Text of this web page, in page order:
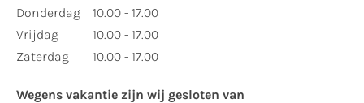
Donderdag
Vrijdag
Zaterdag
10.00 - 17.00
10.00 - 17.00
10.00 - 17.00
Wegens vakantie zijn wij gesloten van ​